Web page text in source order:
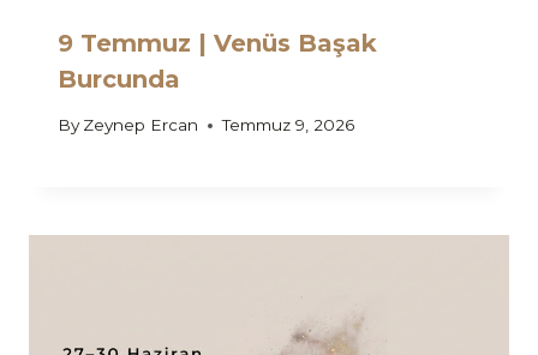
9 Temmuz | Venüs Başak
Burcunda
By Zeynep Ercan Temmuz 9, 2026